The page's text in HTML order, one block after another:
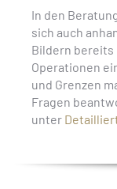
In den
sich auch
Bildern
Operationen
und Grenzen
Fragen
unter